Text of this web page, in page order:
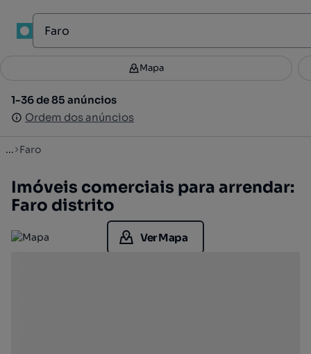
Filtros 3
1-36 de 85 anúncios
Ordem dos anúncios
Mapa
1-36 de 85 anúncios
Ordem dos anúncios
... Faro
Imóveis comerciais para arrendar:
Faro distrito
Ver Mapa